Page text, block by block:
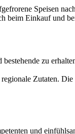
Speisen
beim Einkauf und
zu
Zutaten. Die
und